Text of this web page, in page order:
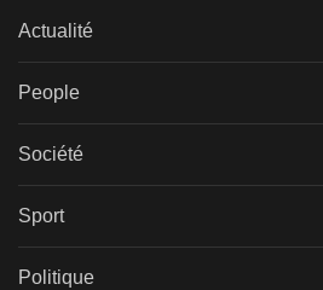
Actualité
People
Société
Sport
Politique